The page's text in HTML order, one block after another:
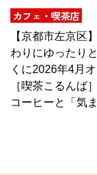
カフェ・喫茶店
【京都市左京区
わりにゆったり
くに2026年4月
［喫茶こるんば
コーヒーと「気